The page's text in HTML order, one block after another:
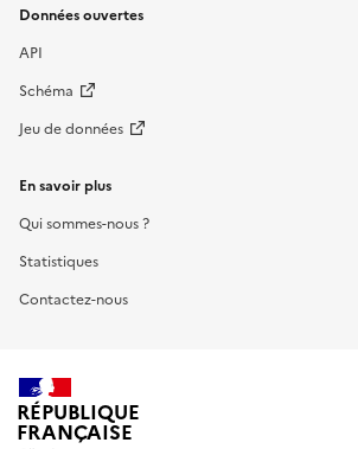
Données ouvertes
API
Schéma
Jeu de données
En savoir plus
Qui sommes-nous ?
Statistiques
Contactez-nous
RÉPUBLIQUE
FRANÇAISE